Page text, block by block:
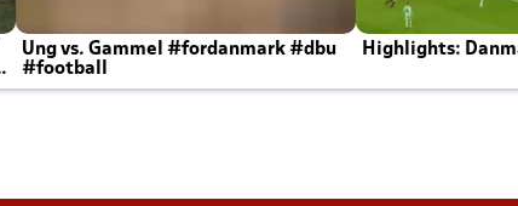
Ung vs. Gammel #fordanmark #dbu
#football
Highlights: